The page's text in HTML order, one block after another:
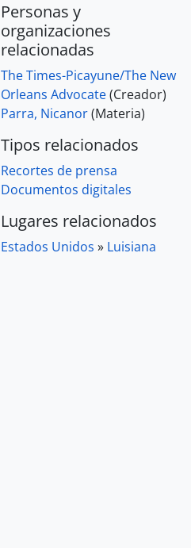
Personas y
organizaciones
relacionadas
The Times-Picayune/The New
Orleans Advocate(Creador)
Parra, Nicanor(Materia)
Tipos relacionados
Recortes de prensa
Documentos digitales
Lugares relacionados
Estados Unidos » Luisiana